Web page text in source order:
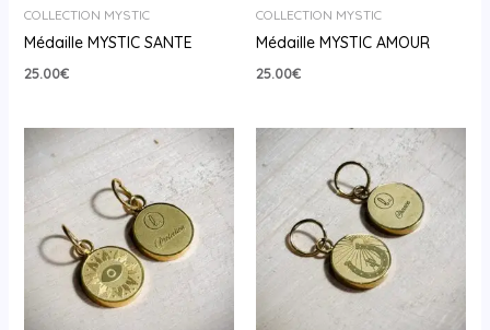
COLLECTION MYSTIC
Médaille MYSTIC SANTE
25.00€
COLLECTION MYSTIC
Médaille MYSTIC AMOUR
25.00€